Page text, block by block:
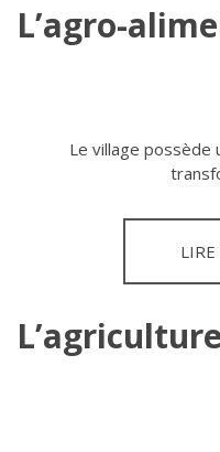
L’agro-
Le village possède
L’agriculture